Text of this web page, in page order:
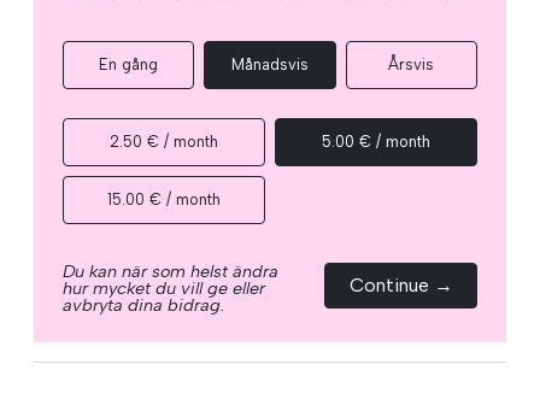
En gång Månadsvis Årsvis
2.50 € / month 5.00 € / month
15.00 € / month
Du kan när som helst ändra
hur mycket du vill ge eller
avbryta dina bidrag.
Continue →